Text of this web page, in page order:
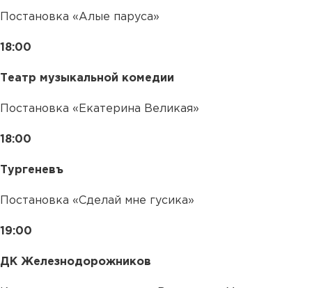
Постановка «Алые паруса»
18:00
Театр музыкальной комедии
Постановка «Екатерина Великая»
18:00
Тургеневъ
Постановка «Сделай мне гусика»
19:00
ДК Железнодорожников